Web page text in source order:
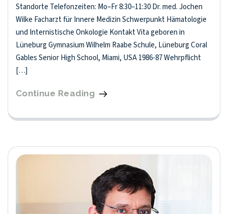
Standorte Telefonzeiten: Mo–Fr 8:30–11:30 Dr. med. Jochen
Wilke Facharzt für Innere Medizin Schwerpunkt Hämatologie
und Internistische Onkologie Kontakt Vita geboren in
Lüneburg Gymnasium Wilhelm Raabe Schule, Lüneburg Coral
Gables Senior High School, Miami, USA 1986-87 Wehrpflicht
[…]
Continue Reading